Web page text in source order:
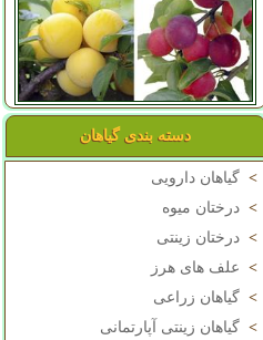
دسته بندی گیاهان
> گیاهان دارویی
> درختان میوه
> درختان زینتی
> علف های هرز
> گیاهان زراعی
> گیاهان زینتی آپارتمانی